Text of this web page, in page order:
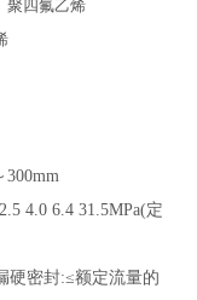
聚四氟乙烯
300mm
4.0 6.4 31.5MPa(定
硬密封:≤额定流量的